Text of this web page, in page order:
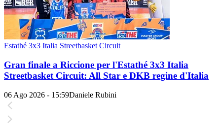
Estathé 3x3 Italia Streetbasket Circuit
Gran finale a Riccione per l'Estathé 3x3 Italia
Streetbasket Circuit: All Star e DKB regine d'Italia
06 Ago 2026 - 15:59Daniele Rubini